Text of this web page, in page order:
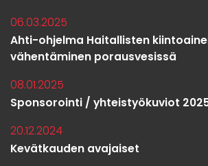
06.03.2025
Ahti-ohjelma Haitallisten
vähentäminen porausvesissä
08.01.2025
Sponsorointi / yhteistyökuviot
20.12.2024
Kevätkauden avajaiset